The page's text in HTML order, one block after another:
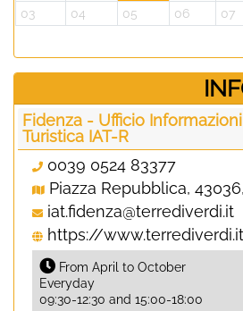
03 04 05 06 07
Fidenza - Ufficio
Turistica IAT-R
0039 0524 83377
Piazza Repubblica,
iat.fidenza@terrediverdi.it
https://
From April to October
Everyday
09:30-12:30 and 15:00-18:00